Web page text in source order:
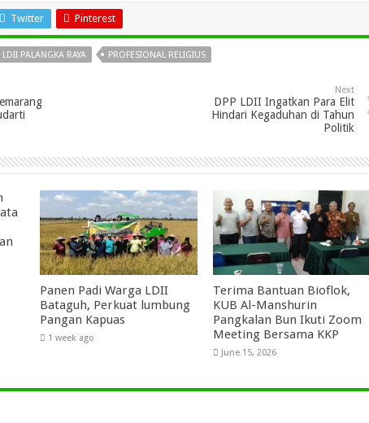
Twitter Pinterest
LDII PALANGKA RAYA PROFESIONAL RELIGIUS
Next
DPP LDII Ingatkan Para Elit
Hindari Kegaduhan di Tahun
Politik
Panen Padi Warga LDII
Bataguh, Perkuat lumbung
Pangan Kapuas
1 week ago
Terima Bantuan Bioflok,
KUB Al-Manshurin
Pangkalan Bun Ikuti Zoom
Meeting Bersama KKP
June 15, 2026